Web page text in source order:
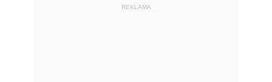
REKLAMA